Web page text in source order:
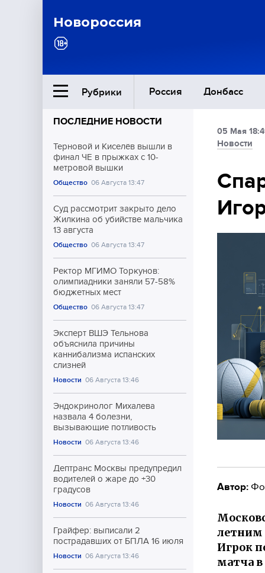
Новороссия
Рубрики Россия Донбасс
Ближний Восток
Общество
Культура
ПОСЛЕДНИЕ НОВОСТИ
Терновой и Киселёв вышли в
финал ЧЕ в прыжках с 10-
метровой вышки
Общество 06 Августа 13:47
Суд рассмотрит закрыто дело
Жилкина об убийстве мальчика
13 августа
Общество 06 Августа 13:47
Ректор МГИМО Торкунов:
олимпиадники заняли 57-58%
бюджетных мест
Общество 06 Августа 13:47
Эксперт ВШЭ Тельнова
объяснила причины
каннибализма испанских
слизней
Новости 06 Августа 13:46
Эндокринолог Михалева
назвала 4 болезни,
вызывающие потливость
Новости 06 Августа 13:46
Дептранс Москвы предупредил
водителей о жаре до +30
градусов
Новости 06 Августа 13:46
Грайфер: выписали 2
пострадавших от БПЛА 16 июля
Новости 06 Августа 13:46
05 Мая
Новости
Автор:
летним
Игрок
матча в